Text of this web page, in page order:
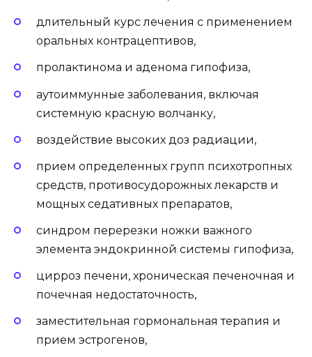
длительный курс лечения с применением
оральных контрацептивов,
пролактинома и аденома гипофиза,
аутоиммунные заболевания, включая
системную красную волчанку,
воздействие высоких доз радиации,
прием определенных групп психотропных
средств, противосудорожных лекарств и
мощных седативных препаратов,
синдром перерезки ножки важного
элемента эндокринной системы гипофиза,
цирроз печени, хроническая печеночная и
почечная недостаточность,
заместительная гормональная терапия и
прием эстрогенов,